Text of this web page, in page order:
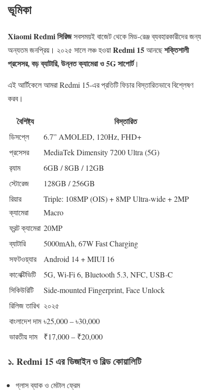
ভূমিকা
Xiaomi Redmi সিরিজসবসময়ই বাজেট থেকে মিড-রেঞ্জ ব্যবহারকারীদের জন্য
অন্যতম জনপ্রিয়। ২০২৫ সালে লঞ্চ হওয়াRedmi 15আনছেশক্তিশালী
প্রসেসর, বড় ব্যাটারি, উন্নত ক্যামেরা ও 5G সাপোর্ট।
এই আর্টিকেলে আমরা Redmi 15-এর প্রতিটি ফিচার বিস্তারিতভাবে বিশ্লেষণ
করব।
বৈশিষ্ট্য বিস্তারিত
ডিসপ্লে
6.7” AMOLED, 120Hz, FHD+
প্রসেসর
MediaTek Dimensity 7200 Ultra (5G)
র‍্যাম
6GB / 8GB / 12GB
স্টোরেজ
128GB / 256GB
রিয়ার
ক্যামেরা
Triple: 108MP (OIS) + 8MP Ultra-wide + 2MP
Macro
ফ্রন্ট ক্যামেরা 20MP
ব্যাটারি
5000mAh, 67W Fast Charging
সফটওয়্যার
Android 14 + MIUI 16
কানেক্টিভিটি
5G, Wi-Fi 6, Bluetooth 5.3, NFC, USB-C
সিকিউরিটি
Side-mounted Fingerprint, Face Unlock
রিলিজ তারিখ ২০২৫
বাংলাদেশ দাম ৳25,000 – ৳30,000
ভারতীয় দাম
₹17,000 – ₹20,000
১. Redmi 15 এর ডিজাইন ও বিল্ড কোয়ালিটি
গ্লাস ব্যাক ও মেটাল ফ্রেম